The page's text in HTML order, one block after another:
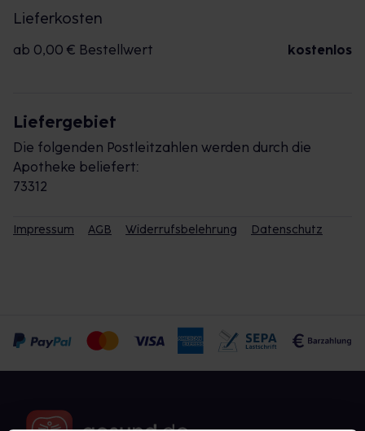
Lieferkosten
ab 0,00 € Bestellwert kostenlos
Liefergebiet
Die folgenden Postleitzahlen werden durch die
Apotheke beliefert:
73312
Impressum AGB Widerrufsbelehrung Datenschutz